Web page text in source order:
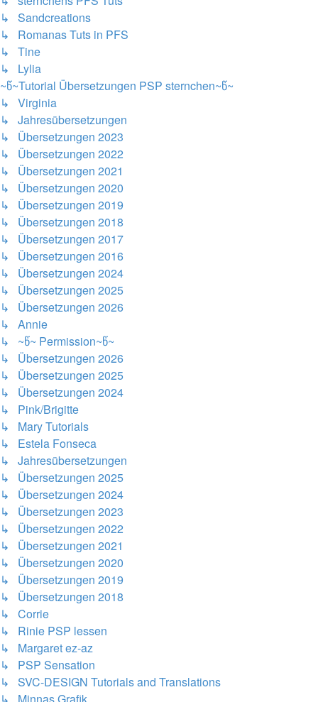
↳ Sandcreations
↳ Romanas Tuts in PFS
↳ Tine
↳ Lylia
~წ~Tutorial Übersetzungen PSP sternchen~წ~
↳ Virginia
↳ Jahresübersetzungen
↳ Übersetzungen 2023
↳ Übersetzungen 2022
↳ Übersetzungen 2021
↳ Übersetzungen 2020
↳ Übersetzungen 2019
↳ Übersetzungen 2018
↳ Übersetzungen 2017
↳ Übersetzungen 2016
↳ Übersetzungen 2024
↳ Übersetzungen 2025
↳ Übersetzungen 2026
↳ Annie
↳ ~წ~ Permission~წ~
↳ Übersetzungen 2026
↳ Übersetzungen 2025
↳ Übersetzungen 2024
↳ Pink/Brigitte
↳ Mary Tutorials
↳ Estela Fonseca
↳ Jahresübersetzungen
↳ Übersetzungen 2025
↳ Übersetzungen 2024
↳ Übersetzungen 2023
↳ Übersetzungen 2022
↳ Übersetzungen 2021
↳ Übersetzungen 2020
↳ Übersetzungen 2019
↳ Übersetzungen 2018
↳ Corrie
↳ Rinie PSP lessen
↳ Margaret ez-az
↳ PSP Sensation
↳ SVC-DESIGN Tutorials and Translations